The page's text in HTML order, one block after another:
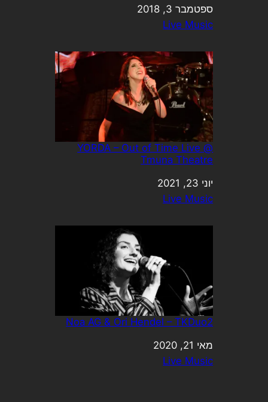
תאריך
ספטמבר 3, 2018
בהקשר ל-
Live Music
YORDA – Out of Time Live @
Tmuna Theatre
תאריך
יוני 23, 2021
בהקשר ל-
Live Music
Noa AG & Ori Hendel – TKDuo2
תאריך
מאי 21, 2020
בהקשר ל-
Live Music